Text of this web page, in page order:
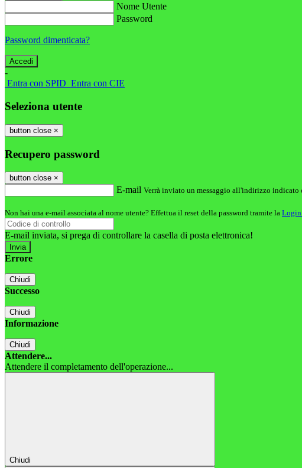
Nome Utente
Password
Password dimenticata?
-
Entra con SPID Entra con CIE
Seleziona utente
button close ×
Recupero password
button close ×
E-mail Verrà inviato un messaggio all'indirizzo indicato
Non hai una e-mail associata al nome utente? Effettua il reset della password tramite la Login
E-mail inviata, si prega di controllare la casella di posta elettronica!
Errore
Chiudi
Successo
Chiudi
Informazione
Chiudi
Attendere...
Attendere il completamento dell'operazione...
Chiudi